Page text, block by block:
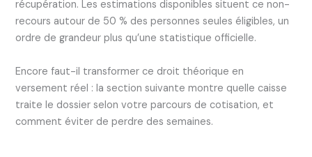
récupération. Les estimations disponibles situent ce non-
recours autour de 50 % des personnes seules éligibles, un
ordre de grandeur plus qu’une statistique officielle.
Encore faut-il transformer ce droit théorique en
versement réel : la section suivante montre quelle caisse
traite le dossier selon votre parcours de cotisation, et
comment éviter de perdre des semaines.